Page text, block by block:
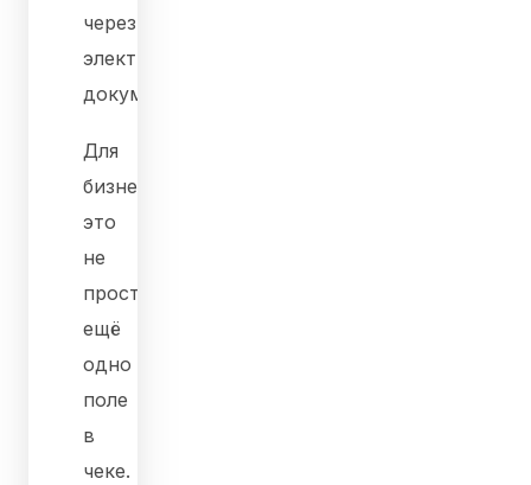
через
электронный
документооборот.
Для
бизнеса
это
не
просто
ещё
одно
поле
в
чеке.